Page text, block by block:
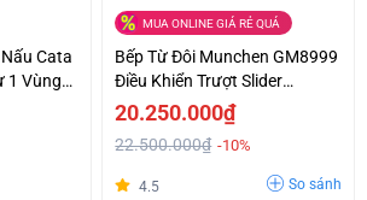
Cata
1 Vùng
MUA ONLINE GIÁ RẺ QUÁ
Bếp Từ Đôi Munchen GM8999
Điều Khiển Trượt Slider
Control Siêu Ưu Đãi
20.250.000₫
22.500.000₫ -10%
4.5 So sánh